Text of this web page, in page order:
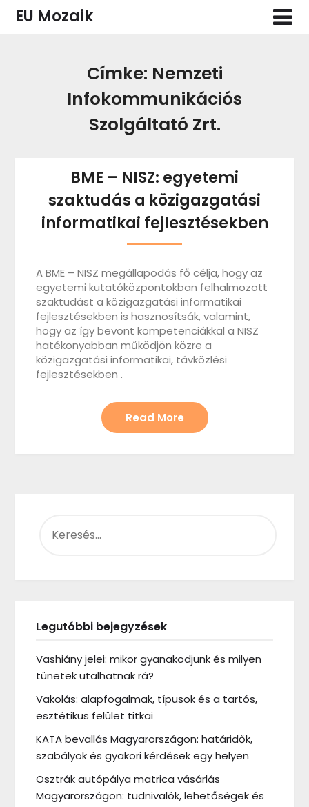
SkipEU Mozaik
Címke: Nemzeti
Infokommunikációs
Szolgáltató Zrt.
BME – NISZ: egyetemi
szaktudás a közigazgatási
informatikai fejlesztésekben
A BME – NISZ megállapodás fő célja, hogy az
egyetemi kutatóközpontokban felhalmozott
szaktudást a közigazgatási informatikai
fejlesztésekben is hasznosítsák, valamint,
hogy az így bevont kompetenciákkal a NISZ
hatékonyabban működjön közre a
közigazgatási informatikai, távközlési
fejlesztésekben .
Read More
Legutóbbi bejegyzések
Vashiány jelei: mikor gyanakodjunk és milyen
tünetek utalhatnak rá?
Vakolás: alapfogalmak, típusok és a tartós,
esztétikus felület titkai
KATA bevallás Magyarországon: határidők,
szabályok és gyakori kérdések egy helyen
Osztrák autópálya matrica vásárlás
Magyarországon: tudnivalók, lehetőségek és